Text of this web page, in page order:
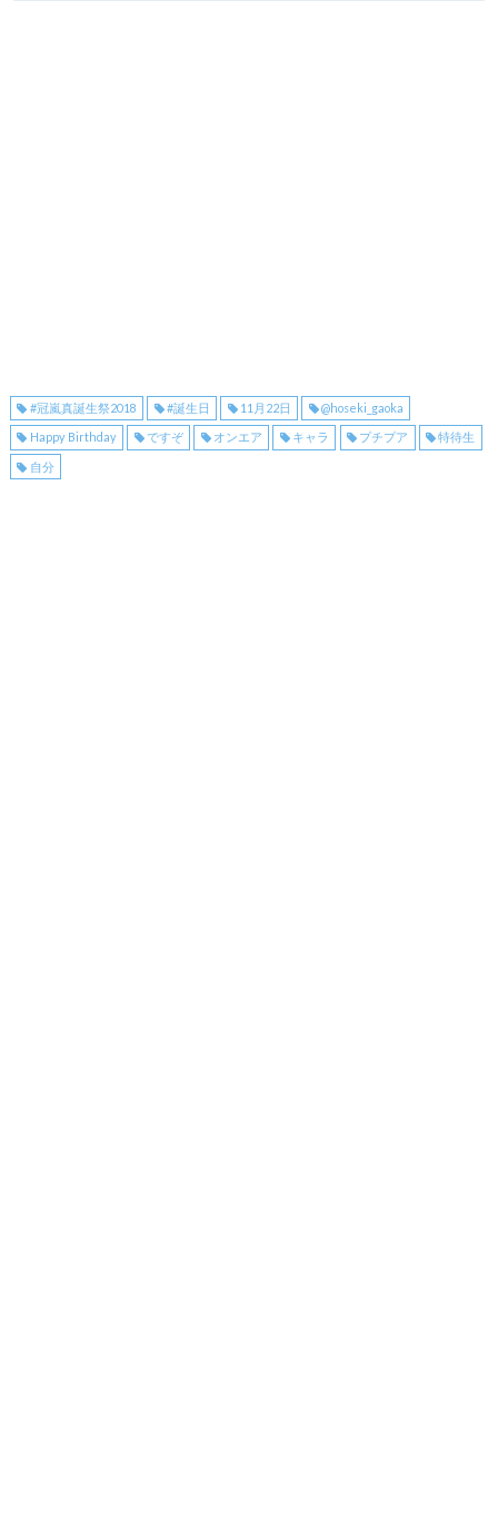
#冠嵐真誕生祭2018 #誕生日 11月22日 @hoseki_gaoka
Happy Birthday ですぞ オンエア キャラ プチプア 特待生
自分